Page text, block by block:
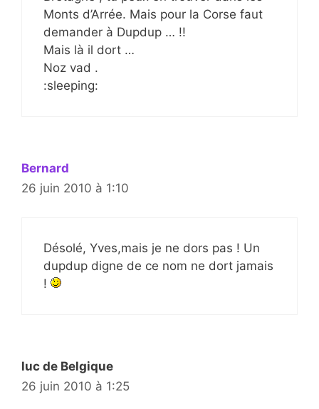
Monts d’Arrée. Mais pour la Corse faut
demander à Dupdup … !!
Mais là il dort …
Noz vad .
:sleeping:
Bernard
26 juin 2010 à 1:10
Désolé, Yves,mais je ne dors pas ! Un
dupdup digne de ce nom ne dort jamais
!
luc de Belgique
26 juin 2010 à 1:25